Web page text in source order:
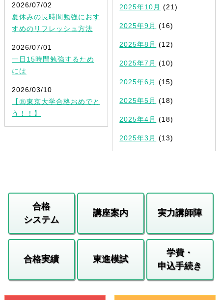
2026/07/02
夏休みの長時間勉強におす
すめのリフレッシュ方法
2026/07/01
一日15時間勉強するため
には
2026/03/10
【㊗東京大学合格おめでと
う！！】
2025年10月 (21)
2025年9月 (16)
2025年8月 (12)
2025年7月 (10)
2025年6月 (15)
2025年5月 (18)
2025年4月 (18)
2025年3月 (13)
合格
システム
講座案内 実力講師陣
合格実績 東進模試
学費・
申込手続き